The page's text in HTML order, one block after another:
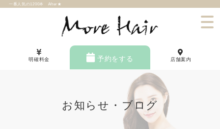
一番人気の1200本 After★
明確料金 予約をする 店舗案内
お知らせ・ブログ